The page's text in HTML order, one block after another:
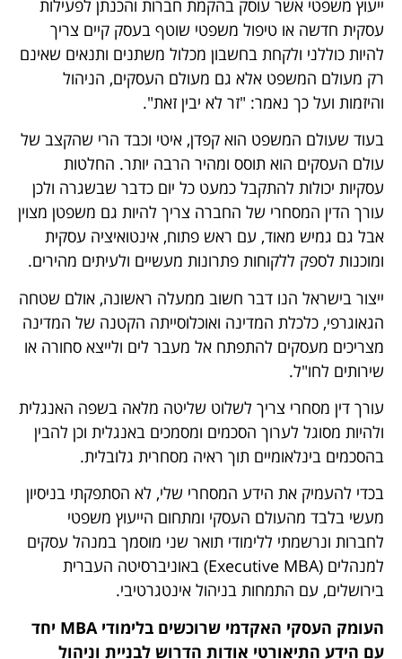
ייעוץ משפטי אשר עוסק בהקמת חברות והכנתן לפעילות
עסקית חדשה או טיפול משפטי שוטף בעסק קיים צריך
להיות כוללני ולקחת בחשבון מכלול משתנים ותנאים שאינם
רק מעולם המשפט אלא גם מעולם העסקים, הניהול
והיזמות ועל כך נאמר: "זר לא יבין זאת".
בעוד שעולם המשפט הוא קפדן, איטי וכבד הרי שהקצב של
עולם העסקים הוא תוסס ומהיר הרבה יותר. החלטות
עסקיות יכולות להתקבל כמעט כל יום כדבר שבשגרה ולכן
עורך הדין המסחרי של החברה צריך להיות גם משפטן מצוין
אבל גם גמיש מאוד, עם ראש פתוח, אינטואיציה עסקית
ומוכנות לספק ללקוחות פתרונות מעשיים ולעיתים מהירים.
ייצור בישראל הנו דבר חשוב ממעלה ראשונה, אולם שטחה
הגאוגרפי, כלכלת המדינה ואוכלוסייתה הקטנה של המדינה
מצריכים מעסקים להתפתח אל מעבר לים ולייצא סחורה או
שירותים לחו"ל.
עורך דין מסחרי צריך לשלוט שליטה מלאה בשפה האנגלית
ולהיות מסוגל לערוך הסכמים ומסמכים באנגלית וכן להבין
בהסכמים בינלאומיים תוך ראיה מסחרית גלובלית.
בכדי להעמיק את הידע המסחרי שלי, לא הסתפקתי בניסיון
מעשי בלבד מהעולם העסקי ומתחום הייעוץ משפטי
לחברות ונרשמתי ללימודי תואר שני מוסמך במנהל עסקים
למנהלים (Executive MBA) באוניברסיטה העברית
בירושלים, עם התמחות בניהול אינטגרטיבי.
העומק העסקי האקדמי שרוכשים בלימודי MBA יחד
עם הידע התיאורטי אודות הדרוש לבניית וניהול